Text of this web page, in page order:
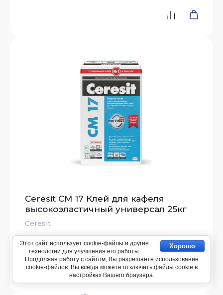
Ceresit СМ 17 Клей для кафеля
высокоэластичный универсал 25кг
Ceresit
2 935.00 р. / шт Хорошо
Этот сайт использует cookie-файлы и другие
технологии для улучшения его работы.
Продолжая работу с сайтом, Вы разрешаете использование
cookie-файлов. Вы всегда можете отключить файлы cookie в
настройках Вашего браузера.